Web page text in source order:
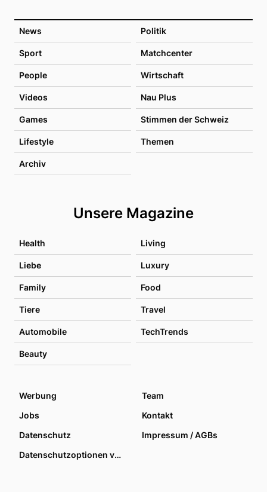
News Politik
Sport Matchcenter
People Wirtschaft
Videos Nau Plus
Games Stimmen der Schweiz
Lifestyle Themen
Archiv
Unsere Magazine
Health Living
Liebe Luxury
Family Food
Tiere Travel
Automobile TechTrends
Beauty
Werbung
Team
Jobs
Kontakt
Datenschutz
Impressum / AGBs
Datenschutzoptionen verwalten